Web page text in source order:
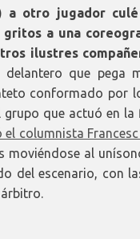
a otro jugador
a una
ilustres
que pega
conformado por
grupo que actuó en la
columnista
moviéndose al
del escenario, con